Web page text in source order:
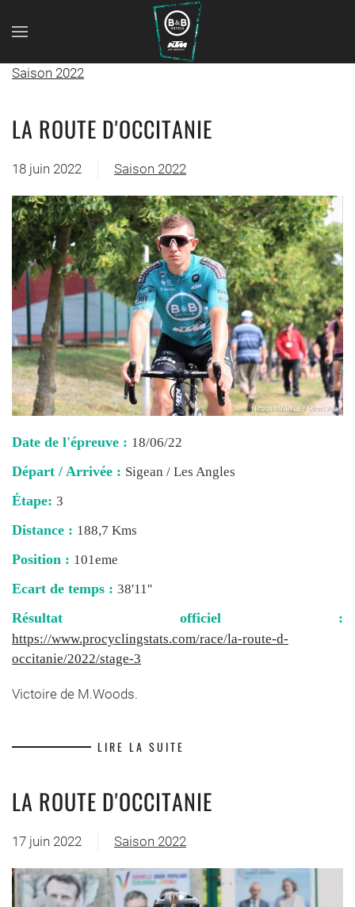
Saison 2022
LA ROUTE D'OCCITANIE
18 juin 2022 Saison 2022
Date de l'épreuve : 18/06/22
Départ / Arrivée : Sigean / Les Angles
Étape: 3
Distance : 188,7 Kms
Position : 101eme
Ecart de temps : 38'11''
Résultat officiel :
https://www.procyclingstats.com/race/la-route-d-
occitanie/2022/stage-3
Victoire de M.Woods.
LIRE LA SUITE
LA ROUTE D'OCCITANIE
17 juin 2022 Saison 2022